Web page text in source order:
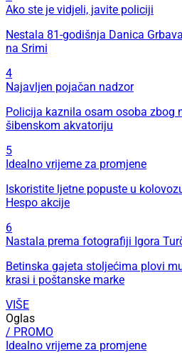
Ako ste je vidjeli, javite policiji
Nestala 81-godišnja Danica
na Srimi
4
Najavljen pojačan nadzor
Policija kaznila osam osoba zbog
šibenskom akvatoriju
5
Idealno vrijeme za promjene
Iskoristite ljetne popuste u
Hespo akcije
6
Nastala prema fotografiji Igora
Betinska gajeta stoljećima plovi
krasi i poštanske marke
VIŠE
Oglas
/ PROMO
Idealno vrijeme za promjene